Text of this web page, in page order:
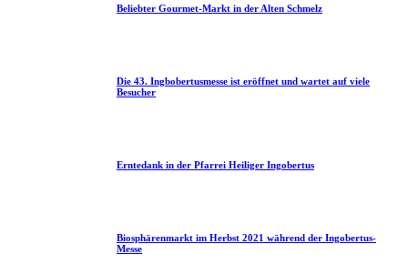
Beliebter Gourmet-Markt in der Alten Schmelz
Die 43. Ingbobertusmesse ist eröffnet und wartet auf viele
Besucher
Erntedank in der Pfarrei Heiliger Ingobertus
Biosphärenmarkt im Herbst 2021 während der Ingobertus-
Messe